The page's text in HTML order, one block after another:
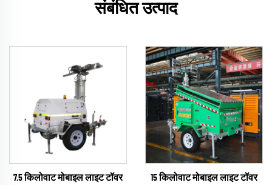
संबंधित उत्पाद
7.5 किलोवाट मोबाइल लाइट टॉवर 15 किलोवाट मोबाइल लाइट टॉवर